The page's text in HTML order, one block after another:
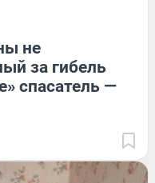
не
за гибель
спасатель —